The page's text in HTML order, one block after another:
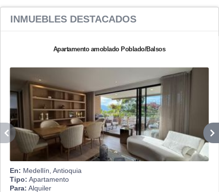
INMUEBLES DESTACADOS
Apartamento amoblado Poblado/Balsos
En: Medellín, Antioquia
Tipo: Apartamento
Para: Alquiler